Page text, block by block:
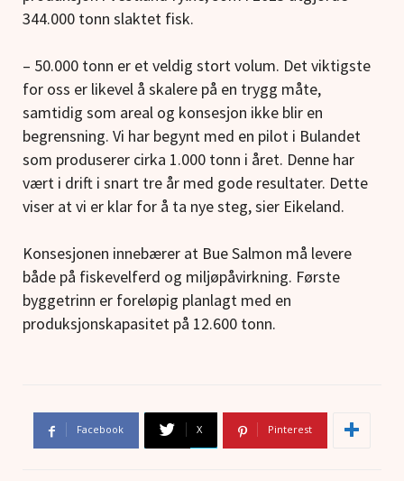
344.000 tonn slaktet fisk.
– 50.000 tonn er et veldig stort volum. Det viktigste
for oss er likevel å skalere på en trygg måte,
samtidig som areal og konsesjon ikke blir en
begrensning. Vi har begynt med en pilot i Bulandet
som produserer cirka 1.000 tonn i året. Denne har
vært i drift i snart tre år med gode resultater. Dette
viser at vi er klar for å ta nye steg, sier Eikeland.
Konsesjonen innebærer at Bue Salmon må levere
både på fiskevelferd og miljøpåvirkning. Første
byggetrinn er foreløpig planlagt med en
produksjonskapasitet på 12.600 tonn.
Facebook X Pinterest